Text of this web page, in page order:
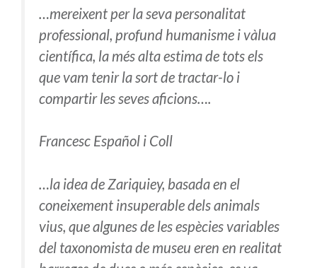
…mereixent per la seva personalitat
professional, profund humanisme i vàlua
científica, la més alta estima de tots els
que vam tenir la sort de tractar-lo i
compartir les seves aficions….
Francesc Español i Coll
…la idea de Zariquiey, basada en el
coneixement insuperable dels animals
vius, que algunes de les espècies variables
del taxonomista de museu eren en realitat